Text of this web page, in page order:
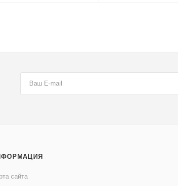
сайта